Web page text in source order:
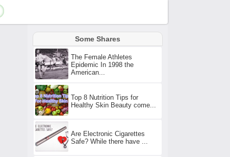
Some Shares
The Female Athletes
Epidemic In 1998 the
American...
Top 8 Nutrition Tips for
Healthy Skin Beauty come...
Are Electronic Cigarettes
Safe? While there have ...